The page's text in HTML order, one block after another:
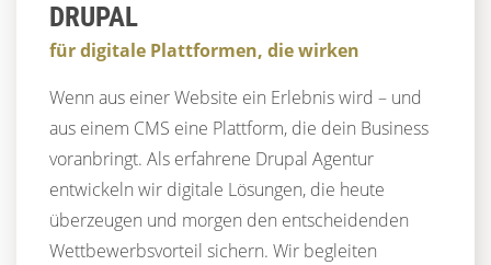
DRUPAL
für digitale Plattformen, die wirken
Wenn aus einer Website ein Erlebnis wird – und
aus einem CMS eine Plattform, die dein Business
voranbringt. Als erfahrene Drupal Agentur
entwickeln wir digitale Lösungen, die heute
überzeugen und morgen den entscheidenden
Wettbewerbsvorteil sichern. Wir begleiten